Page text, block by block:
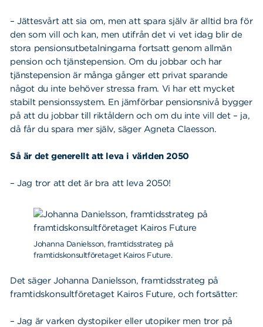
– Jättesvårt att sia om, men att spara själv är alltid bra för
den som vill och kan, men utifrån det vi vet idag blir de
stora pensionsutbetalningarna fortsatt genom allmän
pension och tjänstepension. Om du jobbar och har
tjänstepension är många gånger ett privat sparande
något du inte behöver stressa fram. Vi har ett mycket
stabilt pensionssystem. En jämförbar pensionsnivå bygger
på att du jobbar till riktåldern och om du inte vill det – ja,
då får du spara mer själv, säger Agneta Claesson.
Så är det generellt att leva i världen 2050
– Jag tror att det är bra att leva 2050!
Johanna Danielsson, framtidsstrateg på
framtidskonsultföretaget Kairos Future.
Det säger Johanna Danielsson, framtidsstrateg på
framtidskonsultföretaget Kairos Future, och fortsätter:
– Jag är varken dystopiker eller utopiker men tror på
Sök på sidan:Sök
efter: